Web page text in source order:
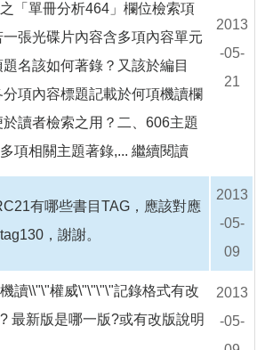
「單冊分析464」欄位檢索項
一張光碟片內容含多項內容單元
題名該如何著錄？又該於編目
分項內容標題記載於何項機讀欄
讀者檢索之用？二、606主題
項相關主題著錄,... 繼續閱讀
2013
-05-
21
有哪些書目TAG，應該對應
，謝謝。
2013
-05-
09
讀\\"\"權威\"\"\"\"記錄格式有改
最新版是哪一版?或有改版說明
2013
-05-